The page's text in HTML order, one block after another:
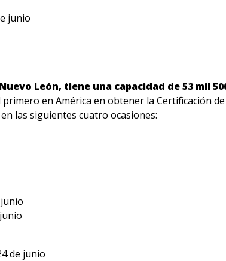
junio
León, tiene una capacidad de 53 mil
en América en obtener la Certificación
las siguientes cuatro ocasiones:
de junio